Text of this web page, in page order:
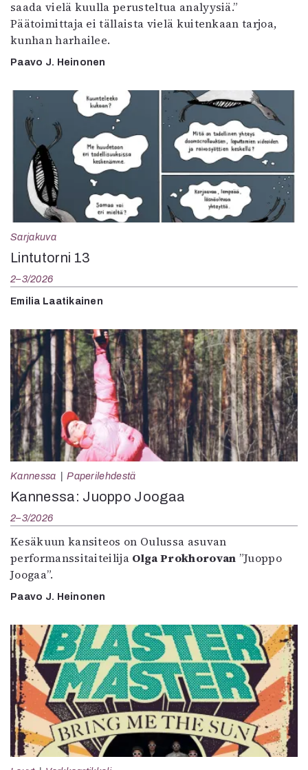
saada vielä kuulla perusteltua analyysiä.”
Päätoimittaja ei tällaista vielä kuitenkaan tarjoa,
kunhan harhailee.
Paavo J. Heinonen
Sarjakuva
Lintutorni 13
2–3/2026
Emilia Laatikainen
Kannessa Paperilehdestä
Kannessa: Juoppo Joogaa
2–3/2026
Kesäkuun kansiteos on Oulussa asuvan
performanssitaiteilija Olga Prokhorovan ”Juoppo
Joogaa”.
Paavo J. Heinonen